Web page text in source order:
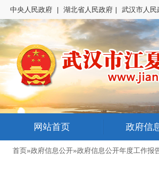
中央人民政府 | 湖北省人民政府 | 武汉市人民
网站首页 政府信
首页»政府信息公开»政府信息公开年度工作报